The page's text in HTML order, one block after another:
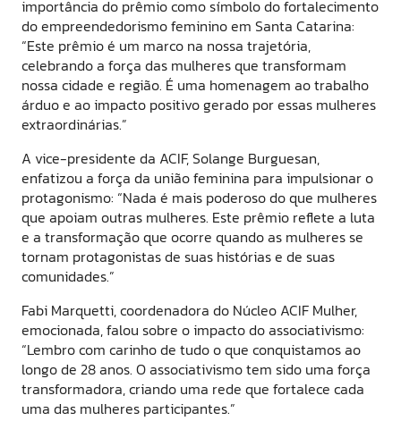
importância do prêmio como símbolo do fortalecimento
do empreendedorismo feminino em Santa Catarina:
“Este prêmio é um marco na nossa trajetória,
celebrando a força das mulheres que transformam
nossa cidade e região. É uma homenagem ao trabalho
árduo e ao impacto positivo gerado por essas mulheres
extraordinárias.”
A vice-presidente da ACIF, Solange Burguesan,
enfatizou a força da união feminina para impulsionar o
protagonismo: “Nada é mais poderoso do que mulheres
que apoiam outras mulheres. Este prêmio reflete a luta
e a transformação que ocorre quando as mulheres se
tornam protagonistas de suas histórias e de suas
comunidades.”
Fabi Marquetti, coordenadora do Núcleo ACIF Mulher,
emocionada, falou sobre o impacto do associativismo:
“Lembro com carinho de tudo o que conquistamos ao
longo de 28 anos. O associativismo tem sido uma força
transformadora, criando uma rede que fortalece cada
uma das mulheres participantes.”